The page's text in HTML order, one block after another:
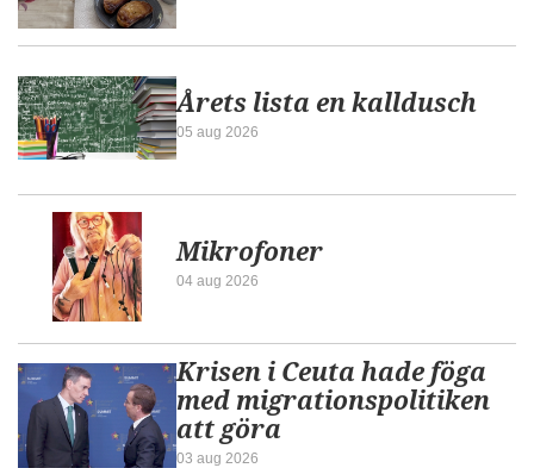
Årets lista en kalldusch
05 aug 2026
Mikrofoner
04 aug 2026
Krisen i Ceuta hade föga
med migrationspolitiken
att göra
03 aug 2026